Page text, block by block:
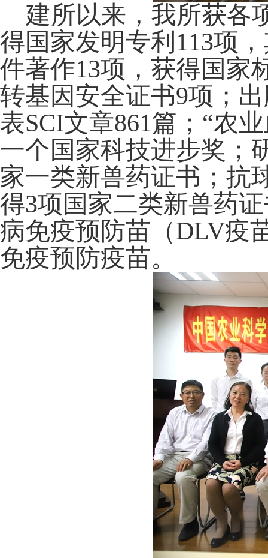
建所以来，我所获各
得国家发明专利113项
件著作13项，获得国家
转基因安全证书9项；
表SCI文章861篇；“农
一个国家科技进步奖；
家一类新兽药证书；抗
得3项国家二类新兽药
病免疫预防苗（DLV疫
免疫预防疫苗。